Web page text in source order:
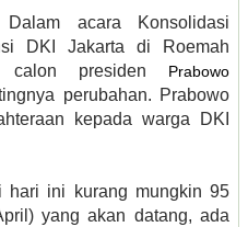
acara Konsolidasi
DKI Jakarta di Roemah
calon presiden Prabowo
perubahan. Prabowo
kepada warga DKI
hari ini kurang mungkin 95
yang akan datang, ada